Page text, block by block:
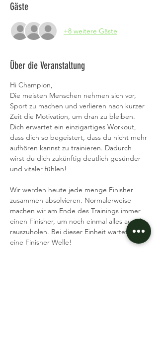
Gäste
+8 weitere Gäste
Über die Veranstaltung
Hi Champion,
Die meisten Menschen nehmen sich vor,
Sport zu machen und verlieren nach kurzer
Zeit die Motivation, um dran zu bleiben.
Dich erwartet ein einzigartiges Workout,
dass dich so begeistert, dass du nicht mehr
aufhören kannst zu trainieren. Dadurch
wirst du dich zukünftig deutlich gesünder
und vitaler fühlen!
Wir werden heute jede menge Finisher
zusammen absolvieren. Normalerweise
machen wir am Ende des Trainings immer
einen Finisher, um noch einmal alles aus dir
rauszuholen. Bei dieser Einheit wartet dich
eine Finisher Welle!